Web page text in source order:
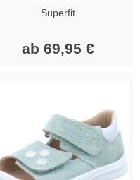
Superfit
ab 69,95 €